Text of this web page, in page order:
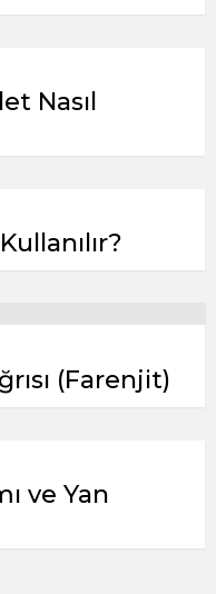
Nasıl
(Farenjit)
ve Yan